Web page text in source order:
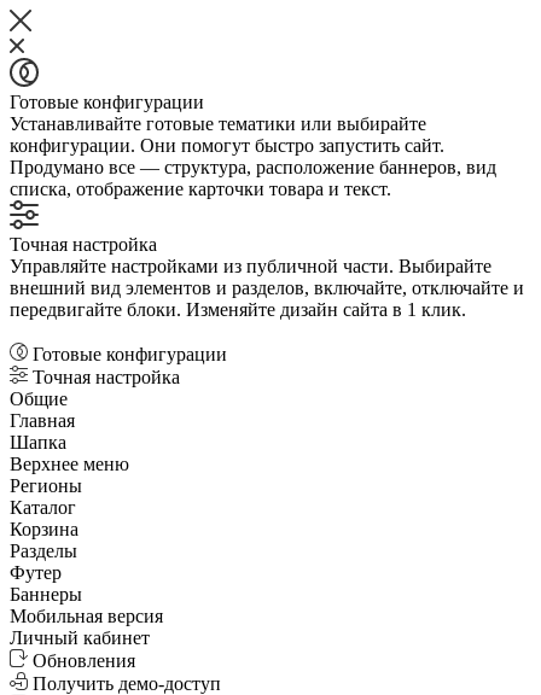
Готовые конфигурации
Устанавливайте готовые тематики или выбирайте
конфигурации. Они помогут быстро запустить сайт.
Продумано все — структура, расположение баннеров, вид
списка, отображение карточки товара и текст.
Точная настройка
Управляйте настройками из публичной части. Выбирайте
внешний вид элементов и разделов, включайте, отключайте и
передвигайте блоки. Изменяйте дизайн сайта в 1 клик.
Готовые конфигурации
Точная настройка
Общие
Главная
Шапка
Верхнее меню
Регионы
Каталог
Корзина
Разделы
Футер
Баннеры
Мобильная версия
Личный кабинет
Обновления
Получить демо-доступ